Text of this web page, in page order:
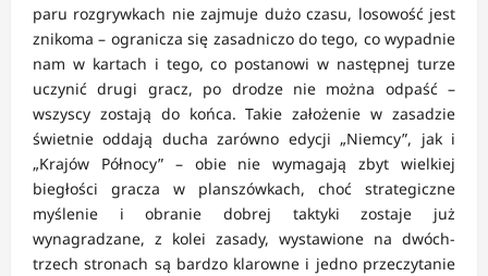
paru rozgrywkach nie zajmuje dużo czasu, losowość jest
znikoma – ogranicza się zasadniczo do tego, co wypadnie
nam w kartach i tego, co postanowi w następnej turze
uczynić drugi gracz, po drodze nie można odpaść –
wszyscy zostają do końca. Takie założenie w zasadzie
świetnie oddają ducha zarówno edycji „Niemcy”, jak i
„Krajów Północy” – obie nie wymagają zbyt wielkiej
biegłości gracza w planszówkach, choć strategiczne
myślenie i obranie dobrej taktyki zostaje już
wynagradzane, z kolei zasady, wystawione na dwóch-
trzech stronach są bardzo klarowne i jedno przeczytanie